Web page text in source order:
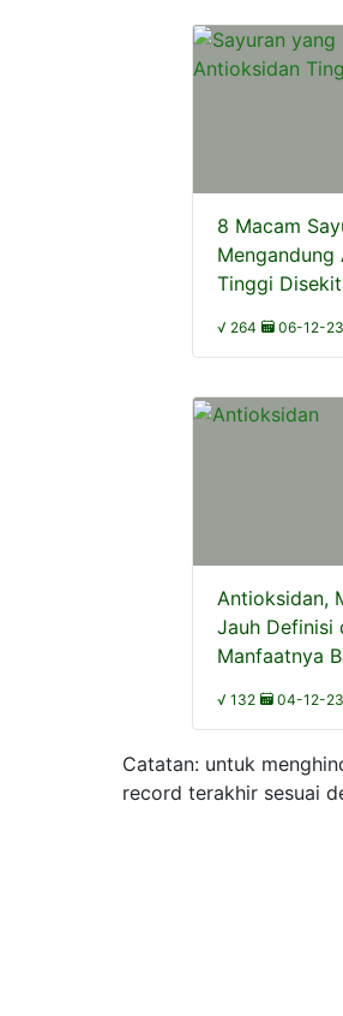
8 Macam
Tinggi
√ 264 06-12-23
Antioksidan,
Jauh Definisi
Manfaatnya
√ 132 04-12-23
Catatan: untuk
record terakhir sesuai